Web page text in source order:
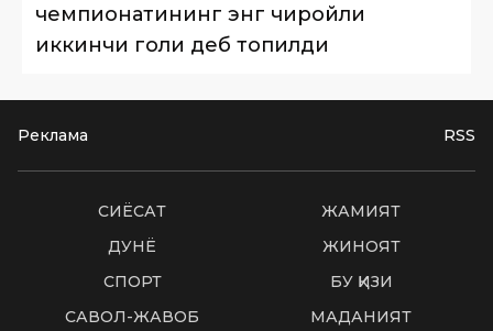
чемпионатининг энг чиройли
иккинчи голи деб топилди
Реклама RSS
СИËСАТ
ЖАМИЯТ
ДУНË
ЖИНОЯТ
СПОРТ
БУ ҚИЗИҚ
САВОЛ-ЖАВОБ
МАДАНИЯТ